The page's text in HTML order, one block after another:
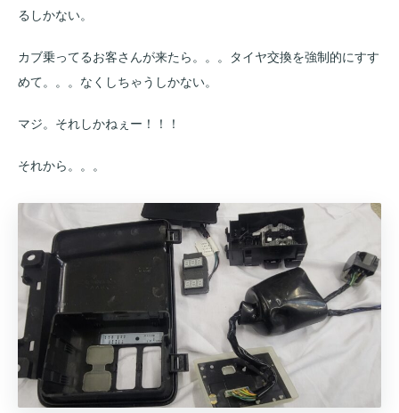
るしかない。
カブ乗ってるお客さんが来たら。。。タイヤ交換を強制的にすす
めて。。。なくしちゃうしかない。
マジ。それしかねぇー！！！
それから。。。